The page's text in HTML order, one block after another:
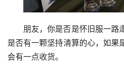
朋友，你是否是怀旧服一路
是否有一颗坚持清算的心，如果
会有一点收货。